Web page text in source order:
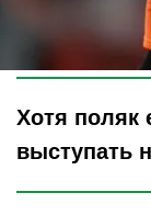
Хотя поляк
выступать